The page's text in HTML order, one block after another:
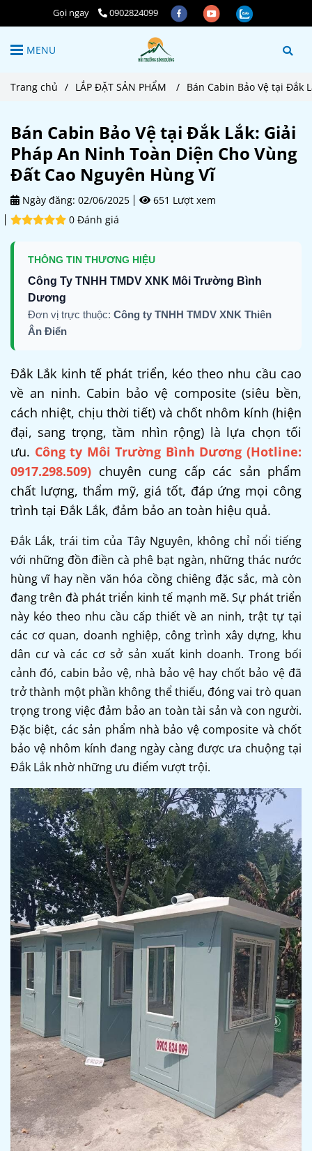
Gọi ngay 0902824099
MENU
Trang chủ / LẮP ĐẶT SẢN PHẨM / Bán Cabin Bảo Vệ tại Đắk
Bán Cabin Bảo Vệ tại Đắk Lắk: Giải
Pháp An Ninh Toàn Diện Cho Vùng
Đất Cao Nguyên Hùng Vĩ
Ngày đăng: 02/06/2025
651 Lượt xem
0 Đánh giá
THÔNG TIN THƯƠNG HIỆU
Công Ty TNHH TMDV XNK Môi Trường Bình
Dương
Đơn vị trực thuộc: Công ty TNHH TMDV XNK Thiên
Ân Điển
Đắk Lắk kinh tế phát triển, kéo theo nhu cầu cao
về an ninh. Cabin bảo vệ composite (siêu bền,
cách nhiệt, chịu thời tiết) và chốt nhôm kính (hiện
đại, sang trọng, tầm nhìn rộng) là lựa chọn tối
ưu. Công ty Môi Trường Bình Dương (Hotline:
0917.298.509) chuyên cung cấp các sản phẩm
chất lượng, thẩm mỹ, giá tốt, đáp ứng mọi công
trình tại Đắk Lắk, đảm bảo an toàn hiệu quả.
Đắk Lắk, trái tim của Tây Nguyên, không chỉ nổi tiếng
với những đồn điền cà phê bạt ngàn, những thác nước
hùng vĩ hay nền văn hóa cồng chiêng đặc sắc, mà còn
đang trên đà phát triển kinh tế mạnh mẽ. Sự phát triển
này kéo theo nhu cầu cấp thiết về an ninh, trật tự tại
các cơ quan, doanh nghiệp, công trình xây dựng, khu
dân cư và các cơ sở sản xuất kinh doanh. Trong bối
cảnh đó, cabin bảo vệ, nhà bảo vệ hay chốt bảo vệ đã
trở thành một phần không thể thiếu, đóng vai trò quan
trọng trong việc đảm bảo an toàn tài sản và con người.
Đặc biệt, các sản phẩm nhà bảo vệ composite và chốt
bảo vệ nhôm kính đang ngày càng được ưa chuộng tại
Đắk Lắk nhờ những ưu điểm vượt trội.